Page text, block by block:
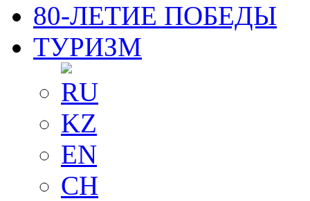
80-ЛЕТИЕ ПОБЕДЫ
ТУРИЗМ
RU
KZ
EN
CH